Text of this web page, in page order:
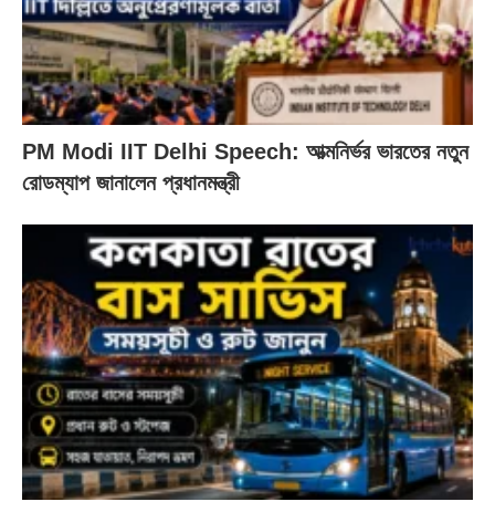
PM Modi IIT Delhi Speech: আত্মনির্ভর ভারতের নতুন
রোডম্যাপ জানালেন প্রধানমন্ত্রী